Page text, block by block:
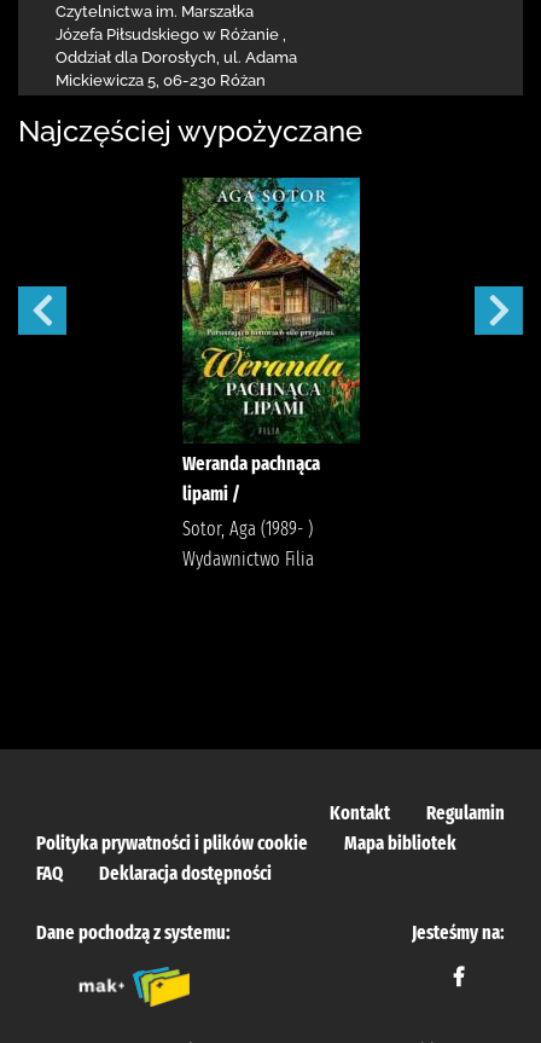
Czytelnictwa im. Marszałka
Józefa Piłsudskiego w Różanie
Oddział dla Dorosłych, ul. Adama
Mickiewicza 5 06-230 Różan
Najczęściej wypożyczane
Weranda pachnąca
lipami /
Sotor, Aga (1989- )
Wydawnictwo Filia
Kontakt
Regulamin
Polityka prywatności i plików cookie
Mapa bibliotek
FAQ
Deklaracja dostępności
Dane pochodzą z systemu: Jesteśmy na: